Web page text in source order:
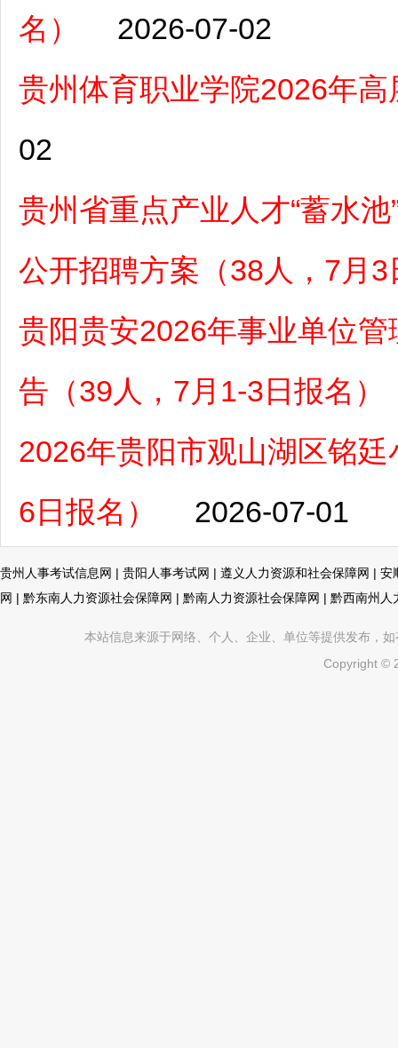
名）
2026-07-02
贵州体育职业学院2026年
02
贵州省重点产业人才“蓄水
公开招聘方案（38人，7月
贵阳贵安2026年事业单位
告（39人，7月1-3日报名）
2026年贵阳市观山湖区铭
6日报名）
2026-07-01
贵州人事考试信息网 | 贵阳人事考试网 | 遵义人力资源和社会保障网 | 安
网 | 黔东南人力资源社会保障网 | 黔南人力资源社会保障网 | 黔西南州人
本站信息来源于网络、个人、企业、单位等提供发布，
Copyright ©